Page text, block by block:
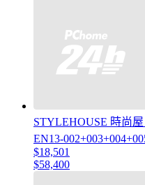
STYLEHOUSE 時尚
EN13-
$18,501
$58,400